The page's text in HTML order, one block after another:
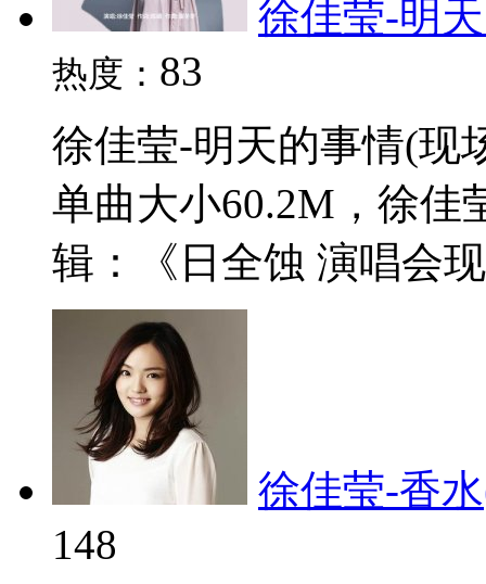
徐佳莹-明
热度： 83
徐佳莹-明天的事情(现
单曲大小60.2M，徐佳
辑：《日全蚀 演唱会
徐佳莹-香
148